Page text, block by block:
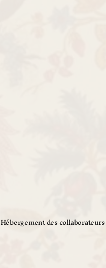
Hébergement des collaborateurs